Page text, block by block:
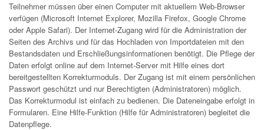
Teilnehmer müssen über einen Computer mit aktuellem Web-Browser
verfügen (Microsoft Internet Explorer, Mozilla Firefox, Google Chrome
oder Apple Safari). Der Internet-Zugang wird für die Administration der
Seiten des Archivs und für das Hochladen von Importdateien mit den
Bestandsdaten und Erschließungsinformationen benötigt. Die Pflege der
Daten erfolgt online auf dem Internet-Server mit Hilfe eines dort
bereitgestellten Korrekturmoduls. Der Zugang ist mit einem persönlichen
Passwort geschützt und nur Berechtigten (Administratoren) möglich.
Das Korrekturmodul ist einfach zu bedienen. Die Dateneingabe erfolgt in
Formularen. Eine Hilfe-Funktion (Hilfe für Administratoren) begleitet die
Datenpflege.